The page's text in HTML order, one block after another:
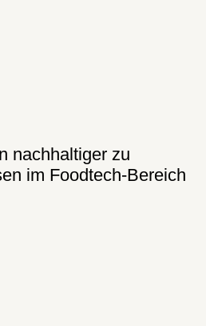
nachhaltiger zu
im Foodtech-Bereich